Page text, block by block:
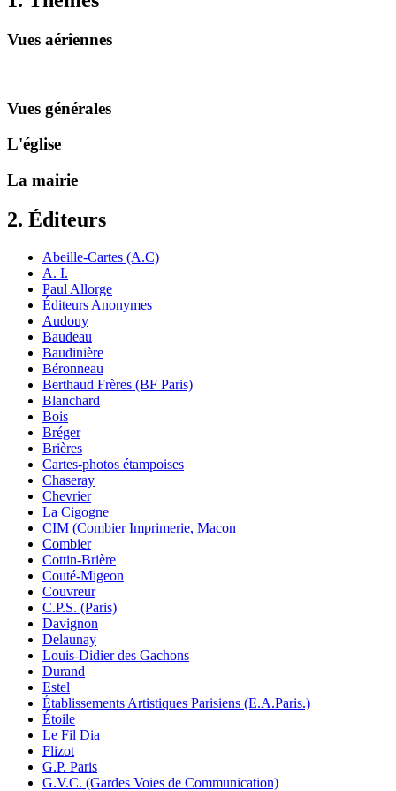
Vues aériennes
Vues générales
L'église
La mairie
2. Éditeurs
Abeille-Cartes (A.C)
A. I.
Paul Allorge
Éditeurs Anonymes
Audouy
Baudeau
Baudinière
Béronneau
Berthaud Frères (BF Paris)
Blanchard
Bois
Bréger
Brières
Cartes-photos étampoises
Chaseray
Chevrier
La Cigogne
CIM (Combier Imprimerie, Macon
Combier
Cottin-Brière
Couté-Migeon
Couvreur
C.P.S. (Paris)
Davignon
Delaunay
Louis-Didier des Gachons
Durand
Estel
Établissements Artistiques Parisiens (E.A.Paris.)
Étoile
Le Fil Dia
Flizot
G.P. Paris
G.V.C. (Gardes Voies de Communication)